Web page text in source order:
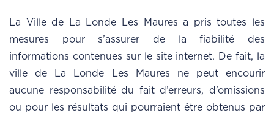
La Ville de La Londe Les Maures a pris toutes les
mesures pour s’assurer de la fiabilité des
informations contenues sur le site internet. De fait, la
ville de La Londe Les Maures ne peut encourir
aucune responsabilité du fait d’erreurs, d’omissions
ou pour les résultats qui pourraient être obtenus par